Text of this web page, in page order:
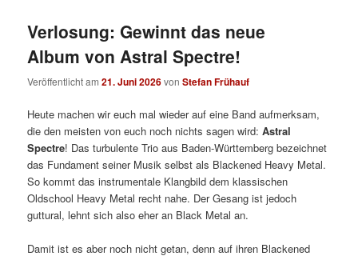
Verlosung: Gewinnt das neue
Album von Astral Spectre!
Veröffentlicht am21. Juni 2026vonStefan Frühauf
Heute machen wir euch mal wieder auf eine Band aufmerksam,
die den meisten von euch noch nichts sagen wird:Astral
Spectre! Das turbulente Trio aus Baden-Württemberg bezeichnet
das Fundament seiner Musik selbst als Blackened Heavy Metal.
So kommt das instrumentale Klangbild dem klassischen
Oldschool Heavy Metal recht nahe. Der Gesang ist jedoch
guttural, lehnt sich also eher an Black Metal an.
Damit ist es aber noch nicht getan, denn auf ihren Blackened